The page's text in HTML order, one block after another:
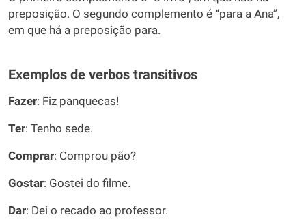
preposição. O segundo complemento é “para a Ana”,
em que há a preposição para.
Exemplos de verbos transitivos
Fazer: Fiz panquecas!
Ter: Tenho sede.
Comprar: Comprou pão?
Gostar: Gostei do filme.
Dar: Dei o recado ao professor.